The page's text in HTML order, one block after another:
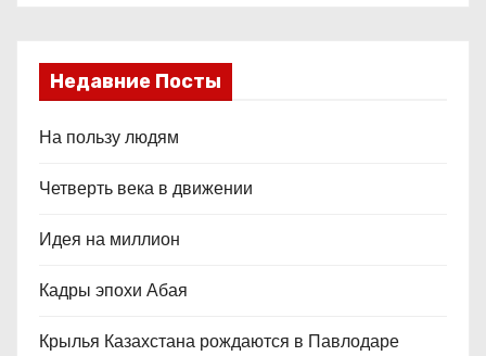
Недавние Посты
На пользу людям
Четверть века в движении
Идея на миллион
Кадры эпохи Абая
Крылья Казахстана рождаются в Павлодаре